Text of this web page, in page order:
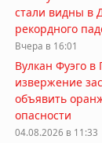
стали видны в
рекордного
Вчера в 16:01
Вулкан Фуэго в
извержение
объявить
опасности
04.08.2026 в 11:33